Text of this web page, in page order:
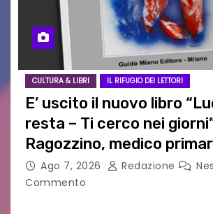
CULTURA & LIBRI IL RIFUGIO DEI LETTORI
E’ uscito il nuovo libro
resta – Ti cerco nei
Ragozzino, medico
Capua
Ago 7, 2026 Redazione
Commento